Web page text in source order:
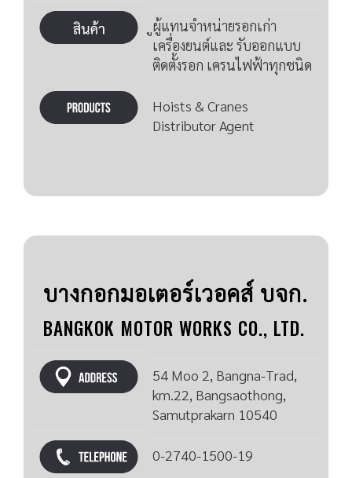
ูผู้แทนจำหน่ายรอกเก่า
เครื่องยนต์และ รับออกแบบ
ติดตั้งรอก เครนไฟฟ้าทุกชนิด
Hoists & Cranes
Distributor Agent
บางกอกมอเตอร์เวอคส์ บจก.
BANGKOK MOTOR WORKS CO., LTD.
54 Moo 2, Bangna-Trad,
km.22, Bangsaothong,
Samutprakarn 10540
0-2740-1500-19